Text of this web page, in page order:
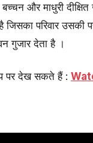
और माधुरी
परिवार
गुजार देता है ।
पर देख सकते हैं :